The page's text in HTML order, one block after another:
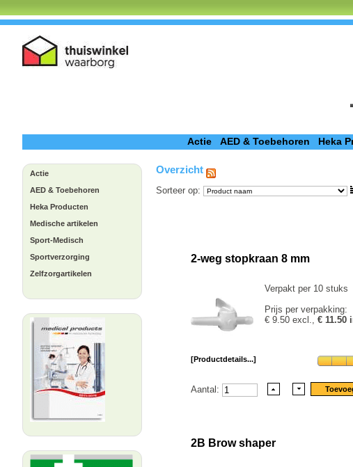
Actie AED & Toebehoren Heka
Actie
AED & Toebehoren
Heka Producten
Medische artikelen
Sport-Medisch
Sportverzorging
Zelfzorgartikelen
Overzicht
Sorteer op:
2-weg stopkraan 8 mm
Verpakt per 10 stuks
Prijs per verpakking:
€ 9.50 excl., € 11.50
[Productdetails...]
Aantal:
2B Brow shaper